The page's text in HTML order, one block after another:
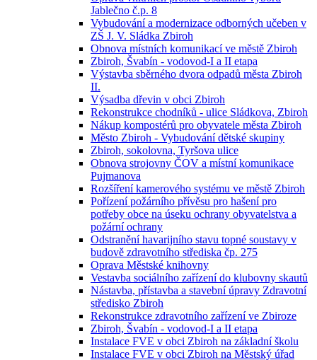
Jablečno č.p. 8
Vybudování a modernizace odborných učeben v
ZŠ J. V. Sládka Zbiroh
Obnova místních komunikací ve městě Zbiroh
Zbiroh, Švabín - vodovod-I a II etapa
Výstavba sběrného dvora odpadů města Zbiroh
II.
Výsadba dřevin v obci Zbiroh
Rekonstrukce chodníků - ulice Sládkova, Zbiroh
Nákup kompostérů pro obyvatele města Zbiroh
Město Zbiroh - Vybudování dětské skupiny
Zbiroh, sokolovna, Tyršova ulice
Obnova strojovny ČOV a místní komunikace
Pujmanova
Rozšíření kamerového systému ve městě Zbiroh
Pořízení požárního přívěsu pro hašení pro
potřeby obce na úseku ochrany obyvatelstva a
požární ochrany
Odstranění havarijního stavu topné soustavy v
budově zdravotního střediska čp. 275
Oprava Městské knihovny
Vestavba sociálního zařízení do klubovny skautů
Nástavba, přístavba a stavební úpravy Zdravotní
středisko Zbiroh
Rekonstrukce zdravotního zařízení ve Zbiroze
Zbiroh, Švabín - vodovod-I a II etapa
Instalace FVE v obci Zbiroh na základní školu
Instalace FVE v obci Zbiroh na Městský úřad